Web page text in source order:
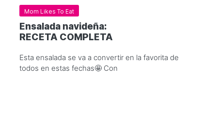
Mom Likes To Eat
Ensalada navideña:
RECETA COMPLETA
Esta ensalada se va a convertir en la favorita de
todos en estas fechas🤩 Con